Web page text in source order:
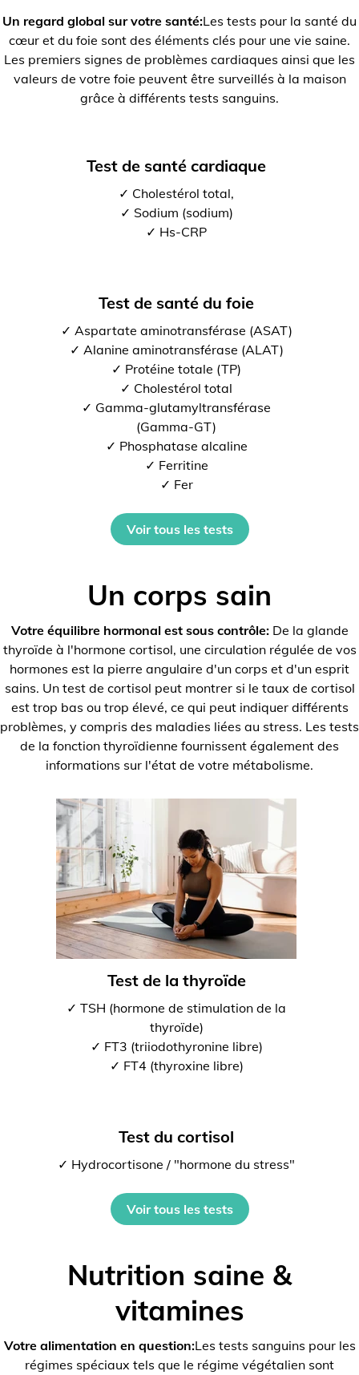
Un regard global sur votre santé:Les tests pour la santé du
cœur et du foie sont des éléments clés pour une vie saine.
Les premiers signes de problèmes cardiaques ainsi que les
valeurs de votre foie peuvent être surveillés à la maison
grâce à différents tests sanguins.
Test de santé cardiaque
✓ Cholestérol total,
✓ Sodium (sodium)
✓ Hs-CRP
Test de santé du foie
✓ Aspartate aminotransférase (ASAT)
✓ Alanine aminotransférase (ALAT)
✓ Protéine totale (TP)
✓ Cholestérol total
✓ Gamma-glutamyltransférase
(Gamma-GT)
✓ Phosphatase alcaline
✓ Ferritine
✓ Fer
Voir tous les tests
Un corps sain
Votre équilibre hormonal est sous contrôle:De la glande
thyroïde à l'hormone cortisol, une circulation régulée de vos
hormones est la pierre angulaire d'un corps et d'un esprit
sains. Un test de cortisol peut montrer si le taux de cortisol
est trop bas ou trop élevé, ce qui peut indiquer différents
problèmes, y compris des maladies liées au stress. Les tests
de la fonction thyroïdienne fournissent également des
informations sur l'état de votre métabolisme.
Test de la thyroïde
✓ TSH (hormone de stimulation de la
thyroïde)
✓ FT3 (triiodothyronine libre)
✓ FT4 (thyroxine libre)
Test du cortisol
✓ Hydrocortisone / "hormone du stress"
Voir tous les tests
Nutrition saine &
vitamines
Votre alimentation en question:Les tests sanguins pour les
régimes spéciaux tels que le régime végétalien sont